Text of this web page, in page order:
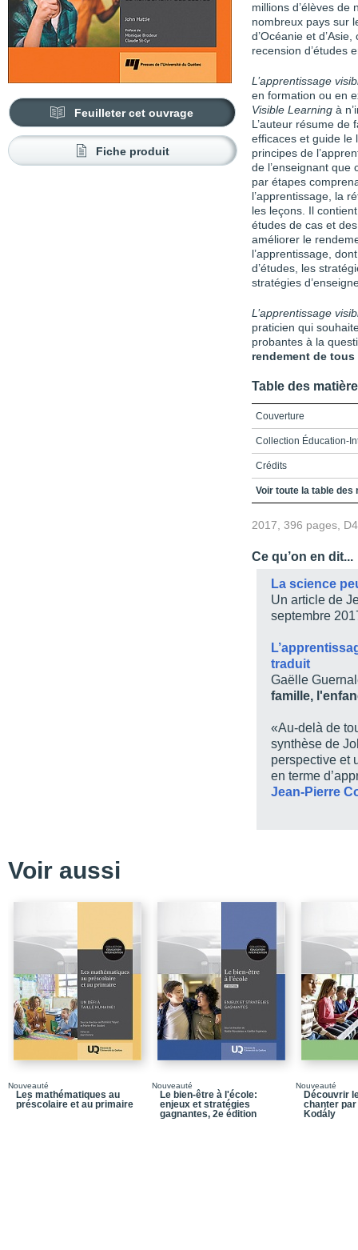
Feuilleter cet ouvrage
Fiche produit
millions d’élèves de
nombreux pays sur
d’Océanie et
recension d’études
L’apprentissage
en formation ou en
Visible Learning à
L’auteur résume de
efficaces et guide le
principes de
de l’enseignant que
par étapes
l’apprentissage, la
les leçons. Il
études de cas et
améliorer le
l’apprentissage,
d’études, les
stratégies
L’apprentissage
praticien qui
probantes à la
rendement de tous
Table des
Couverture
Collection Éducation-
Crédits
Préface / Optimiser
Table des matières
Liste des figures
Liste des tableaux
PARTIE 1 / L’origine
Chapitre 1 /
Chapitre 3 / Les
éducatif
PARTIE 2 / Les leçons
Chapitre 4 / La
Chapitre 9 / Les
systèmes
Annexe 1 /
ANNEXES
Annexe 2 / Les 900 et
Annexe 3 / Facteurs
Annexe 4 / Rangs et
exercices à la fin des
Annexe 5 / Calcul des
Voir toute la table des
2017, 396 pages,
Ce qu’on en dit...
La science
Un article de
septembre
traduit
Gaëlle
famille,
«Au-delà de
synthèse de
perspective et
en terme
Jean-Pierre
Voir aussi
Nouveauté
Les mathématiques au
préscolaire et au primaire
Nouveauté
Le bien-être à l'école:
enjeux et stratégies
gagnantes, 2e édition
Nouveauté
Découvrir
chanter par
Kodály